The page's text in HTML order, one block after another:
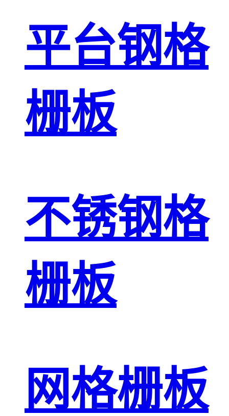
平台钢格
栅板
不锈钢格
栅板
网格栅板